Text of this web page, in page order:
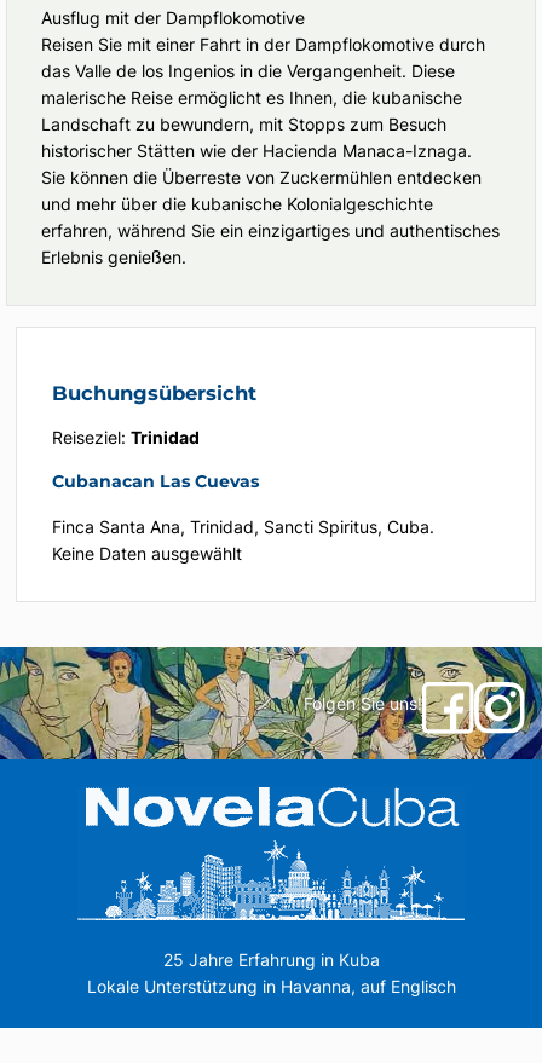
Ausflug mit der Dampflokomotive
Reisen Sie mit einer Fahrt in der Dampflokomotive durch
das Valle de los Ingenios in die Vergangenheit. Diese
malerische Reise ermöglicht es Ihnen, die kubanische
Landschaft zu bewundern, mit Stopps zum Besuch
historischer Stätten wie der Hacienda Manaca-Iznaga.
Sie können die Überreste von Zuckermühlen entdecken
und mehr über die kubanische Kolonialgeschichte
erfahren, während Sie ein einzigartiges und authentisches
Erlebnis genießen.
Buchungsübersicht
Reiseziel: Trinidad
Cubanacan Las Cuevas
Finca Santa Ana, Trinidad, Sancti Spiritus, Cuba.
Keine Daten ausgewählt
Folgen Sie uns!
25 Jahre Erfahrung in Kuba
Lokale Unterstützung in Havanna, auf Englisch